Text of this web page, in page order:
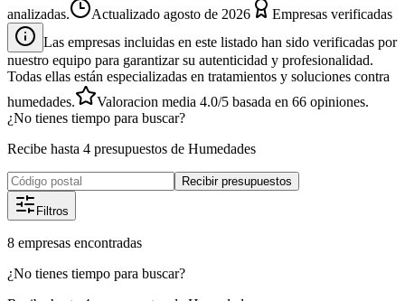
analizadas.
Actualizado agosto de 2026
Empresas verificadas
Las empresas incluidas en este listado han sido verificadas por
nuestro equipo para garantizar su autenticidad y profesionalidad.
Todas ellas están especializadas en tratamientos y soluciones contra
humedades.
Valoracion media 4.0/5 basada en 66 opiniones.
¿No tienes tiempo para buscar?
Recibe hasta 4 presupuestos de Humedades
Recibir presupuestos
Filtros
8 empresas encontradas
¿No tienes tiempo para buscar?